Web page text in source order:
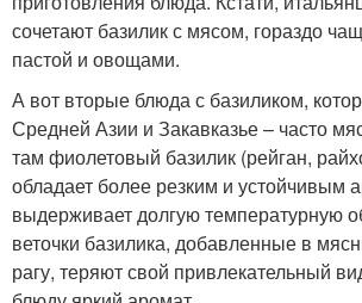
сочетают базилик с мясом, гораздо
пастой и овощами.
А вот вторые блюда с базиликом,
Средней Азии и Закавказье – часто
там фиолетовый базилик (рейган,
обладает более резким и устойчивым
выдерживает долгую температурную
веточки базилика, добавленные в
рагу, теряют свой привлекательный